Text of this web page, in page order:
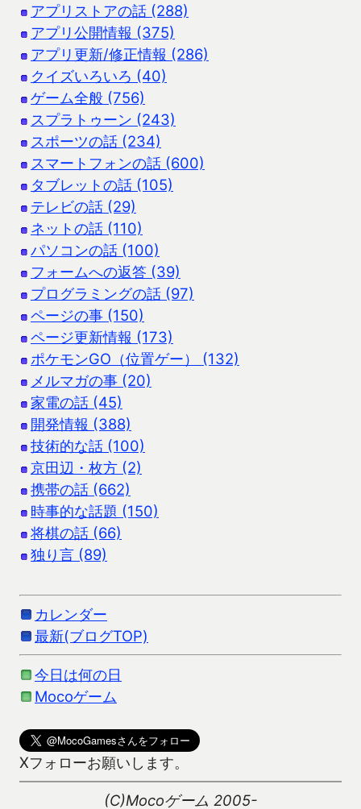
アプリストアの話 (288)
アプリ公開情報 (375)
アプリ更新/修正情報 (286)
クイズいろいろ (40)
ゲーム全般 (756)
スプラトゥーン (243)
スポーツの話 (234)
スマートフォンの話 (600)
タブレットの話 (105)
テレビの話 (29)
ネットの話 (110)
パソコンの話 (100)
フォームへの返答 (39)
プログラミングの話 (97)
ページの事 (150)
ページ更新情報 (173)
ポケモンGO（位置ゲー） (132)
メルマガの事 (20)
家電の話 (45)
開発情報 (388)
技術的な話 (100)
京田辺・枚方 (2)
携帯の話 (662)
時事的な話題 (150)
将棋の話 (66)
独り言 (89)
カレンダー
最新(ブログTOP)
今日は何の日
Mocoゲーム
Xフォローお願いします。
(C)Mocoゲーム 2005-